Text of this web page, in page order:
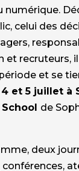
numérique.
celui des
et recruteurs, il
et se
4 et 5 juillet à
de
deux